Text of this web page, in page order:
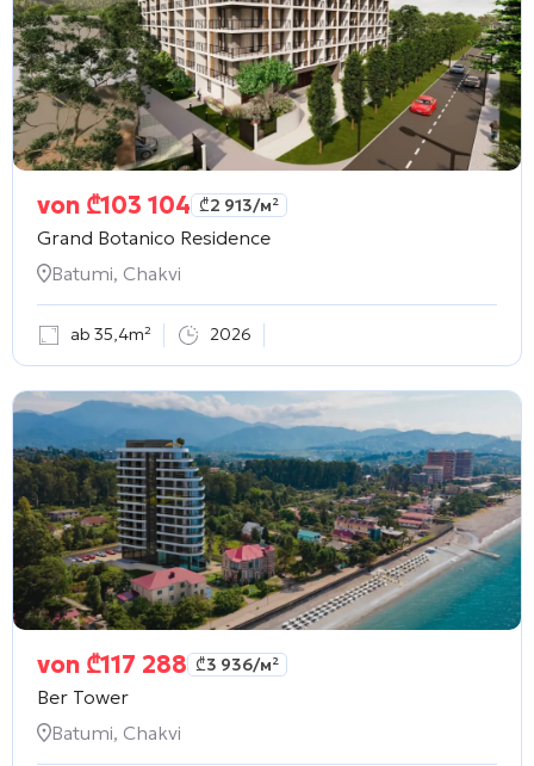
von ₾103 104 ₾2 913/м²
Grand Botanico Residence
Batumi, Chakvi
ab 35,4m² 2026
von ₾117 288 ₾3 936/м²
Ber Tower
Batumi, Chakvi